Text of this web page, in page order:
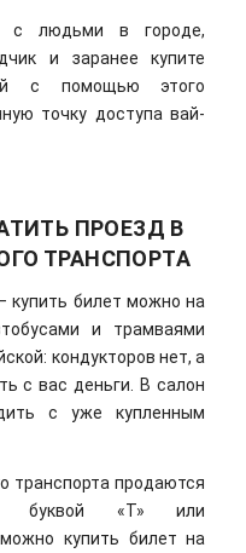
с людьми в городе,
и заранее купите
с помощью этого
точку доступа вай-
ПРОЕЗД В
ТРАНСПОРТА
купить билет можно на
и трамваями
кондукторов нет, а
с вас деньги. В салон
с уже купленным
транспорта продаются
буквой «Т» или
купить билет на